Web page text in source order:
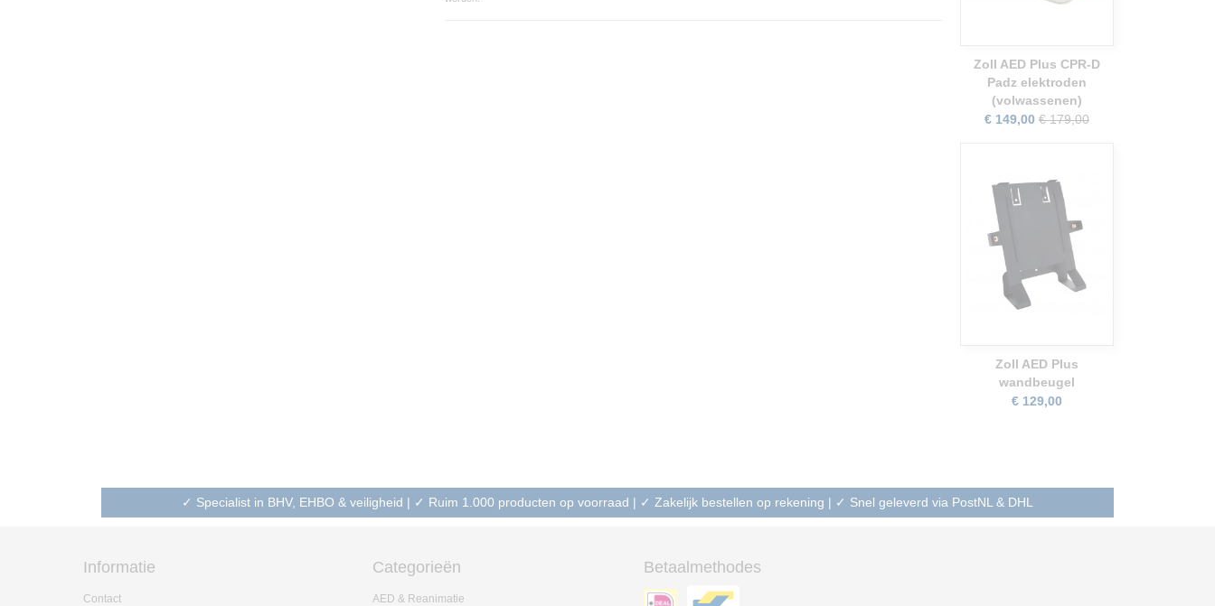
Zoll AED Plus CPR-D
Padz elektroden
(volwassenen)
€ 149,00 € 179,00
Zoll AED Plus
wandbeugel
€ 129,00
✓ Specialist in BHV, EHBO & veiligheid | ✓ Ruim 1.000 producten op voorraad | ✓ Zakelijk bestellen op rekening | ✓ Snel geleverd via PostNL & DHL
Informatie
Contact
Categorieën
AED & Reanimatie
Betaalmethodes